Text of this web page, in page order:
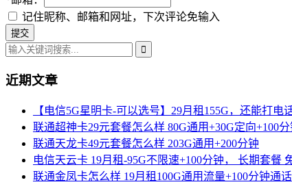
记住昵称、邮箱和网址，下次评论免输入
近期文章
【电信5G星明卡-可以选号】29月租155G，还能打电
联通超神卡29元套餐怎么样 80G通用+30G定向+100
联通天龙卡49元套餐怎么样 203G通用+200分钟
电信天云卡 19月租-95G不限速+100分钟， 长期套餐
联通金凤卡怎么样 19月租100G通用流量+100分钟通话